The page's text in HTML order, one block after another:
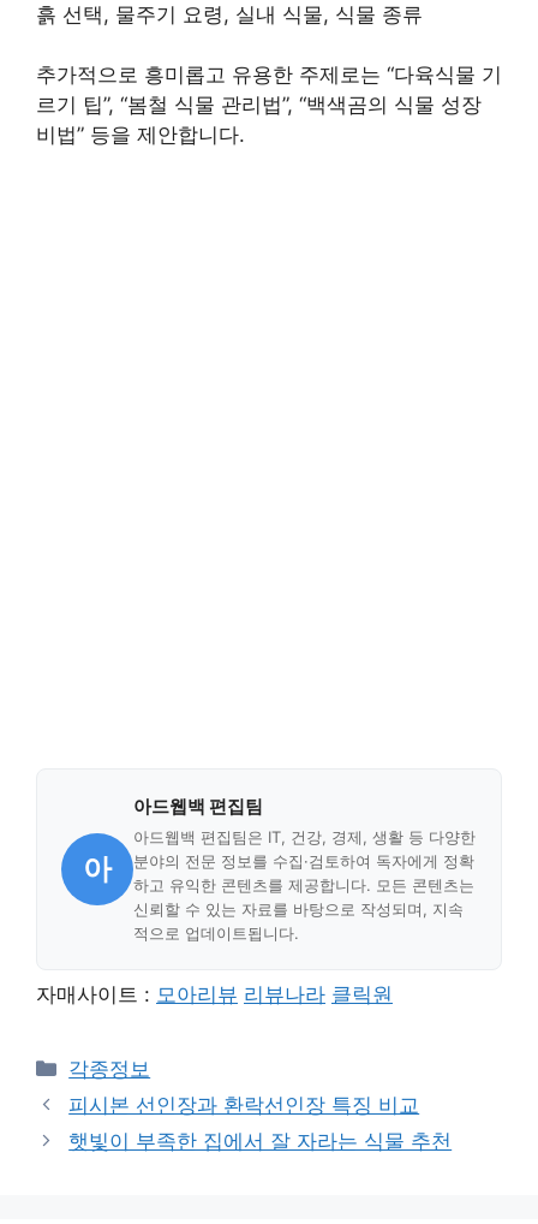
흙 선택, 물주기 요령, 실내 식물, 식물 종류
추가적으로 흥미롭고 유용한 주제로는 “다육식물 기
르기 팁”, “봄철 식물 관리법”, “백색곰의 식물 성장
비법” 등을 제안합니다.
아
아드웹백 편집팀
아드웹백 편집팀은 IT, 건강, 경제, 생활 등 다양한
분야의 전문 정보를 수집·검토하여 독자에게 정확
하고 유익한 콘텐츠를 제공합니다. 모든 콘텐츠는
신뢰할 수 있는 자료를 바탕으로 작성되며, 지속
적으로 업데이트됩니다.
자매사이트 : 모아리뷰 리뷰나라 클릭원
Categories
각종정보
피시본 선인장과 환락선인장 특징 비교
햇빛이 부족한 집에서 잘 자라는 식물 추천